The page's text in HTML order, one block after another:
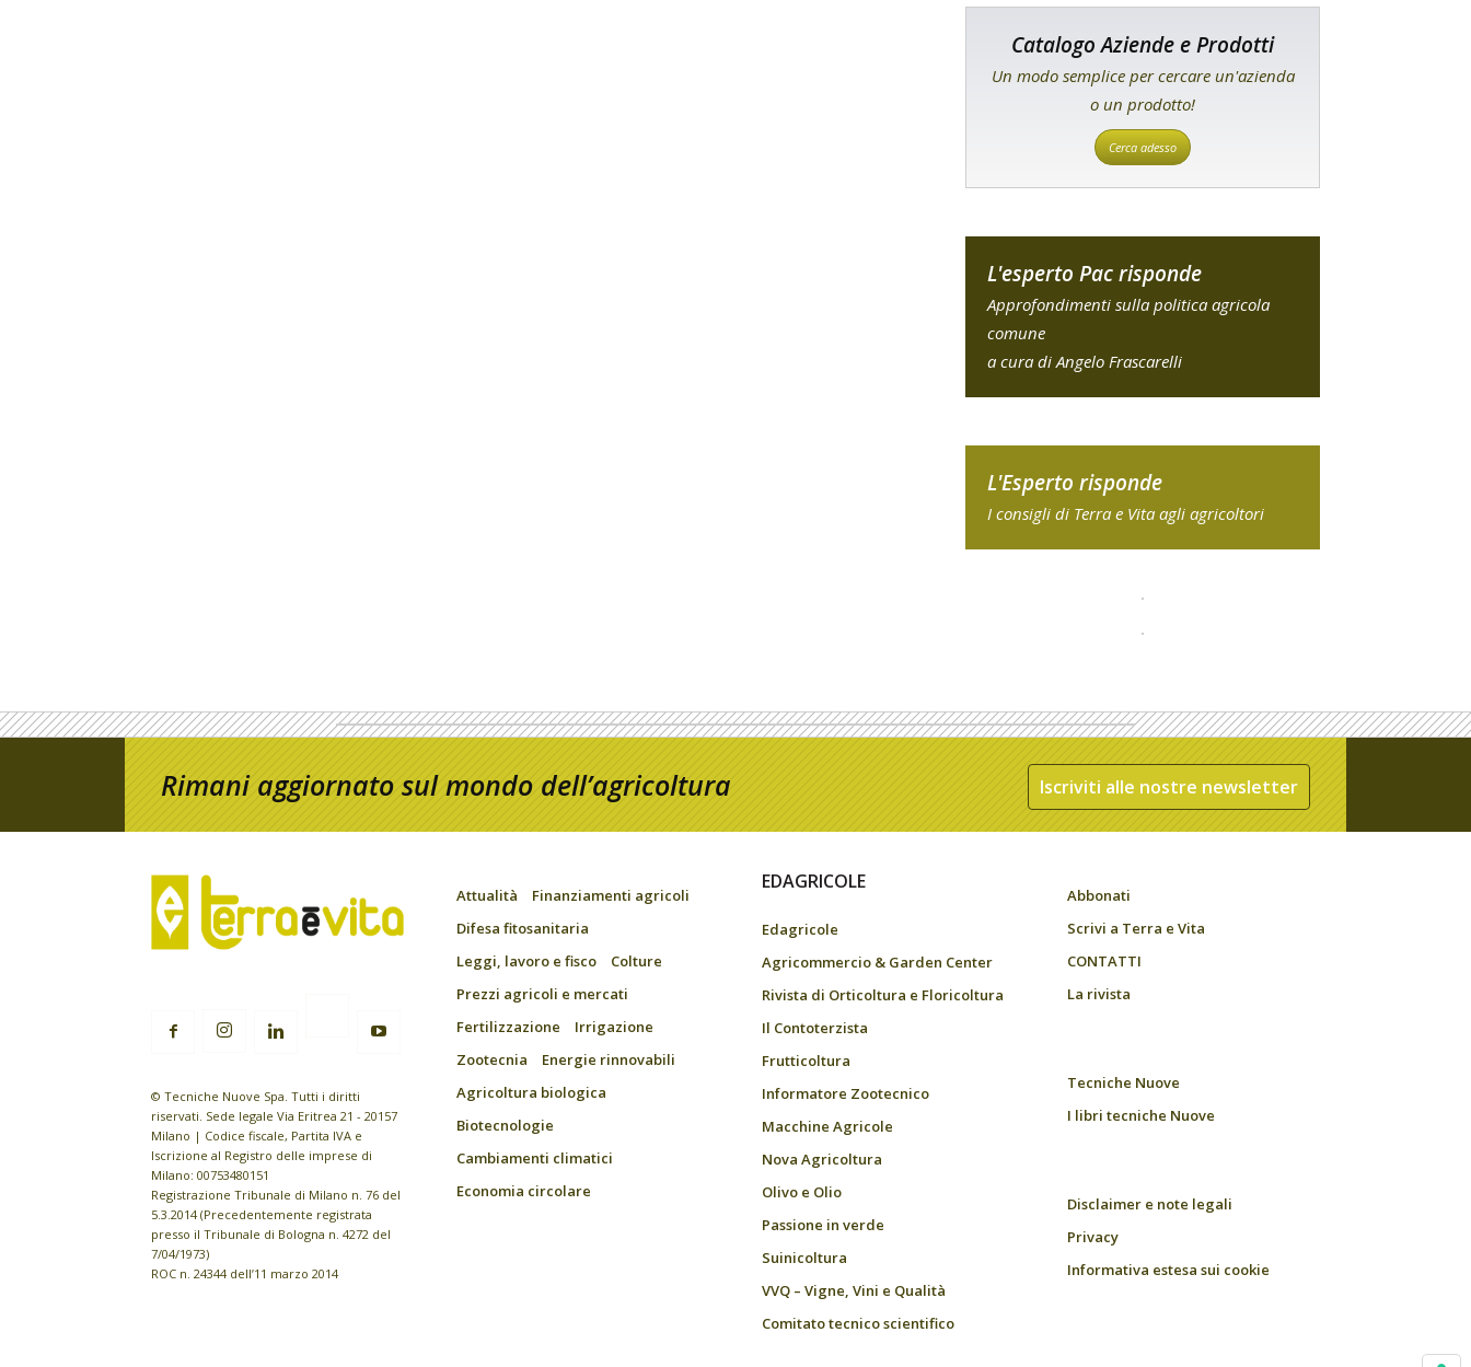
Catalogo Aziende e Prodotti
Un modo semplice per cercare un'azienda
o un prodotto!
Cerca adesso
L'esperto Pac risponde
Approfondimenti sulla politica agricola
comune
a cura di Angelo Frascarelli
L'Esperto risponde
I consigli di Terra e Vita agli agricoltori
Rimani aggiornato sul mondo dell’agricoltura Iscriviti alle nostre newsletter
© Tecniche Nuove Spa. Tutti i diritti
riservati. Sede legale Via Eritrea 21 - 20157
Milano | Codice fiscale, Partita IVA e
Iscrizione al Registro delle imprese di
Milano: 00753480151
Registrazione Tribunale di Milano n. 76 del
5.3.2014 (Precedentemente registrata
presso il Tribunale di Bologna n. 4272 del
7/04/1973)
ROC n. 24344 dell’11 marzo 2014
Attualità
Finanziamenti agricoli
Difesa fitosanitaria
Leggi, lavoro e fisco
Colture
Prezzi agricoli e mercati
Fertilizzazione
Irrigazione
Zootecnia
Energie rinnovabili
Agricoltura biologica
Biotecnologie
Cambiamenti climatici
Economia circolare
EDAGRICOLE
Edagricole
Agricommercio & Garden Center
Rivista di Orticoltura e Floricoltura
Il Contoterzista
Frutticoltura
Informatore Zootecnico
Macchine Agricole
Nova Agricoltura
Olivo e Olio
Passione in verde
Suinicoltura
VVQ – Vigne, Vini e Qualità
Comitato tecnico scientifico
Abbonati
Scrivi a Terra e Vita
CONTATTI
La rivista
Tecniche Nuove
I libri tecniche Nuove
Disclaimer e note legali
Privacy
Informativa estesa sui cookie